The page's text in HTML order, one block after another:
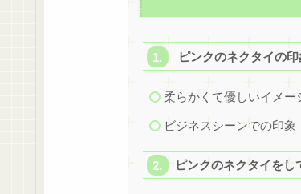
ピンクのネクタイの印
柔らかくて優しいイメー
ビジネスシーンでの印象
ピンクのネクタイをし